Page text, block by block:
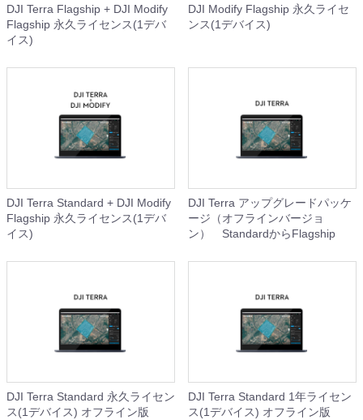
DJI Terra Flagship + DJI Modify
Flagship 永久ライセンス(1デバ
イス)
DJI Modify Flagship 永久ライセ
ンス(1デバイス)
DJI Terra Standard + DJI Modify
Flagship 永久ライセンス(1デバ
イス)
DJI Terra アップグレードパッケ
ージ（オフラインバージョ
ン） StandardからFlagship
DJI Terra Standard 永久ライセン
ス(1デバイス) オフライン版
DJI Terra Standard 1年ライセン
ス(1デバイス) オフライン版